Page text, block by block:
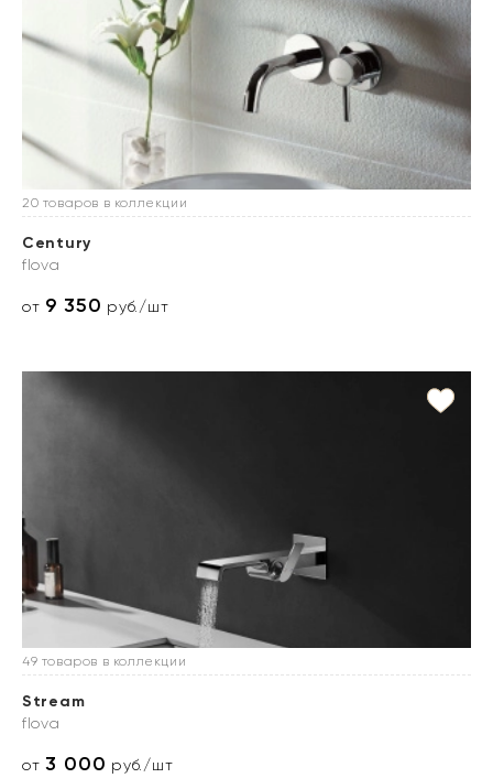
20 товаров в коллекции
Century
flova
от 9 350 руб./шт
49 товаров в коллекции
Stream
flova
от3 000 руб./шт